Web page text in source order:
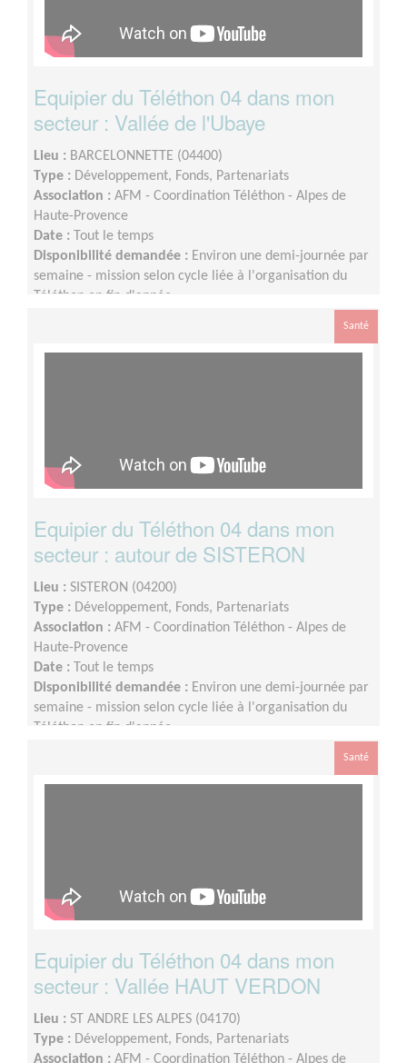
Equipier du Téléthon 04 dans mon
secteur : Vallée de l'Ubaye
Lieu : BARCELONNETTE (04400)
Type : Développement, Fonds, Partenariats
Association : AFM - Coordination Téléthon - Alpes de
Haute-Provence
Date :
Tout le temps
Disponibilité demandée : Environ une demi-journée par
semaine - mission selon cycle liée à l'organisation du
Téléthon en fin d'année
Santé
Equipier du Téléthon 04 dans mon
secteur : autour de SISTERON
Lieu : SISTERON (04200)
Type : Développement, Fonds, Partenariats
Association : AFM - Coordination Téléthon - Alpes de
Haute-Provence
Date :
Tout le temps
Disponibilité demandée : Environ une demi-journée par
semaine - mission selon cycle liée à l'organisation du
Téléthon en fin d'année
Santé
Equipier du Téléthon 04 dans mon
secteur : Vallée HAUT VERDON
Lieu : ST ANDRE LES ALPES (04170)
Type : Développement, Fonds, Partenariats
Association : AFM - Coordination Téléthon - Alpes de